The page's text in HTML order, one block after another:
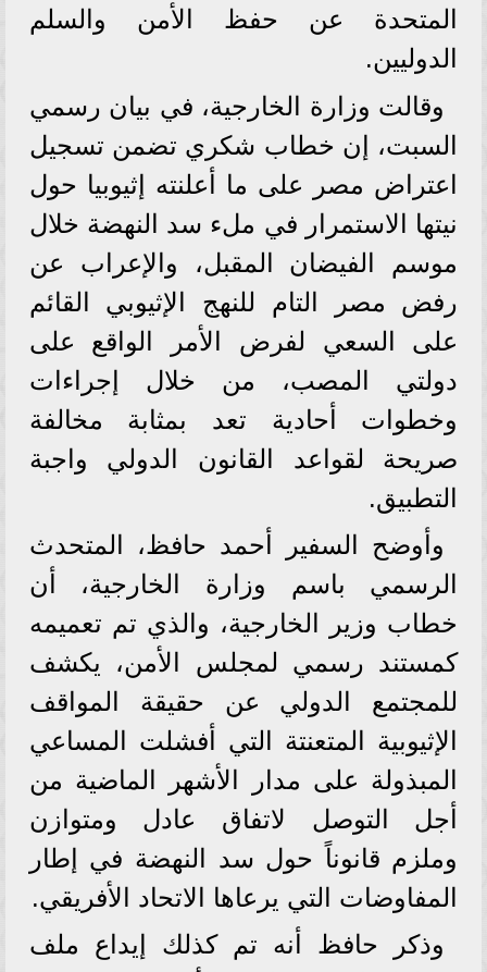
المتحدة عن حفظ الأمن والسلم
الدوليين.
وقالت وزارة الخارجية، في بيان رسمي
السبت، إن خطاب شكري تضمن تسجيل
اعتراض مصر على ما أعلنته إثيوبيا حول
نيتها الاستمرار في ملء سد النهضة خلال
موسم الفيضان المقبل، والإعراب عن
رفض مصر التام للنهج الإثيوبي القائم
على السعي لفرض الأمر الواقع على
دولتي المصب، من خلال إجراءات
وخطوات أحادية تعد بمثابة مخالفة
صريحة لقواعد القانون الدولي واجبة
التطبيق.
وأوضح السفير أحمد حافظ، المتحدث
الرسمي باسم وزارة الخارجية، أن
خطاب وزير الخارجية، والذي تم تعميمه
كمستند رسمي لمجلس الأمن، يكشف
للمجتمع الدولي عن حقيقة المواقف
الإثيوبية المتعنتة التي أفشلت المساعي
المبذولة على مدار الأشهر الماضية من
أجل التوصل لاتفاق عادل ومتوازن
وملزم قانوناً حول سد النهضة في إطار
المفاوضات التي يرعاها الاتحاد الأفريقي.
وذكر حافظ أنه تم كذلك إيداع ملف